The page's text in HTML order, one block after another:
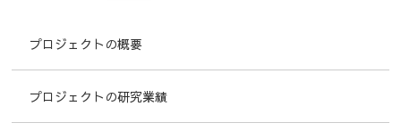
プロジェクトの概要
プロジェクトの研究業績